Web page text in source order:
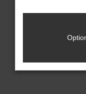
© 2026 Jakob
Neustadt/Vogtland |